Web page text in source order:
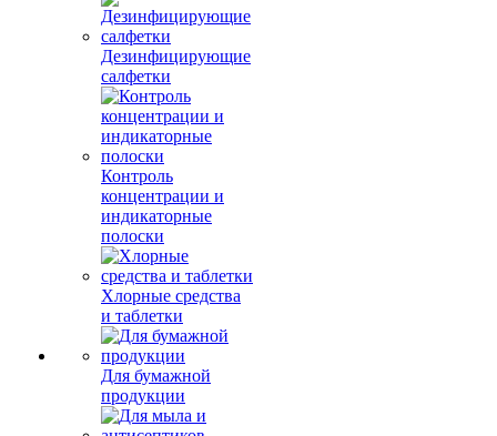
Дезинфицирующие
салфетки
Контроль
концентрации и
индикаторные
полоски
Хлорные средства
и таблетки
Для бумажной
продукции